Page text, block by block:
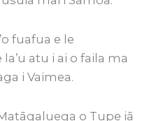
fuafua e le
atu i ai o faila ma
i Vaimea.
o Tupe iā